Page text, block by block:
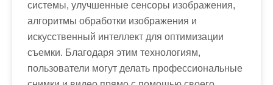
системы, улучшенные сенсоры изображения,
алгоритмы обработки изображения и
искусственный интеллект для оптимизации
съемки. Благодаря этим технологиям,
пользователи могут делать профессиональные